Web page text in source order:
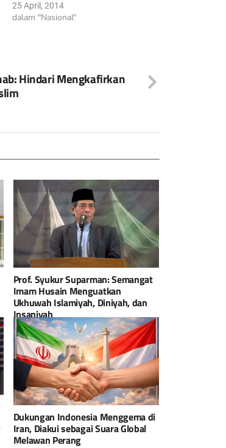
25 April, 2014
dalam "Nasional"
Hindari Mengkafirkan
Prof. Syukur Suparman: Semangat
Imam Husain Menguatkan
Ukhuwah Islamiyah, Diniyah, dan
Insaniyah
Dukungan Indonesia Menggema di
Iran, Diakui sebagai Suara Global
Melawan Perang